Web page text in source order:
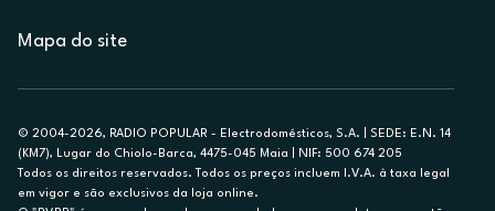
Mapa do site
© 2004-2026, RADIO POPULAR - Electrodomésticos, S.A. | SEDE: E.N. 14
(KM7), Lugar do Chiolo-Barca, 4475-045 Maia | NIF: 500 674 205
Todos os direitos reservados. Todos os preços incluem I.V.A. à taxa legal
em vigor e são exclusivos da loja online.